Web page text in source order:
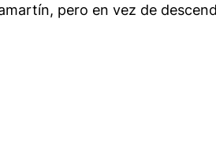
pero en vez de